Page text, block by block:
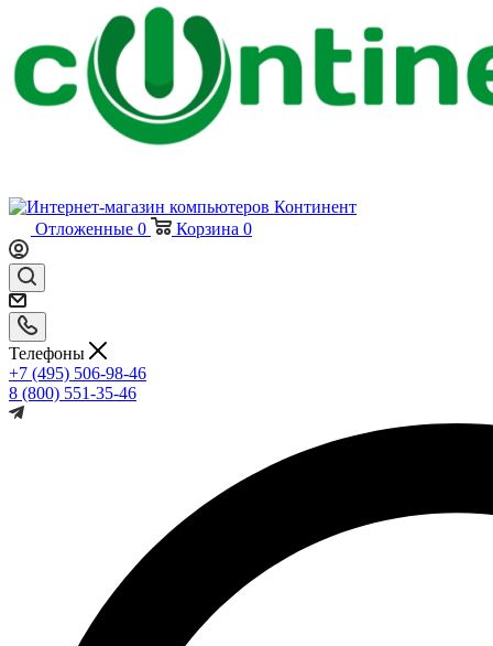
Отложенные 0 Корзина 0
Телефоны
+7 (495) 506-98-46
8 (800) 551-35-46